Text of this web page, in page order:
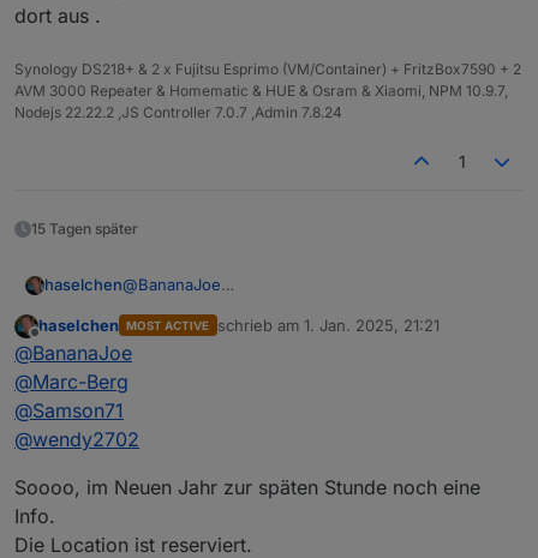
dort aus .
Synology DS218+ & 2 x Fujitsu Esprimo (VM/Container) + FritzBox7590 + 2
AVM 3000 Repeater & Homematic & HUE & Osram & Xiaomi, NPM 10.9.7,
Nodejs 22.22.2 ,JS Controller 7.0.7 ,Admin 7.8.24
1
15 Tagen später
haselchen@BananaJoe
@wendy2702
Guck mal an, unter Druck arbeitet@Samson71
Schnellsten
Zusammen mit meinem eigenen Terminkalender
lege ich jetzt den
Uhrzeit sollte etwas früher sein, da ja auch jeder
wieder nach Hause muss :)
Hotelzimmer
Also ich denke 16.30/17.00Uhr sollte passen.
Reservierung habe ich@Samson71gebeten, da er
ich.
Offline
haselchen MOST ACTIVE schrieb am 1. Jan. 2025, 21:21
zuletzt editiert von
@BananaJoe
@Marc-Berg
@Samson71
@wendy2702
Soooo, im Neuen Jahr zur späten Stunde noch eine
Info.
Die Location ist reserviert.